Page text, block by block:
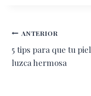
Navegación
de
ANTERIOR
5 tips para que tu piel
luzca hermosa